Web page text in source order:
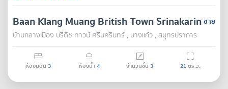
ขาย
Baan Klang Muang British Town Srinakarin
บ้านกลางเมือง บริติช ทาวน์ ศรีนครินทร์ , บางแก้ว , สมุทรปราการ
ห้องนอน 3 ห้องน้ำ4 จำนวนชั้น 3 21ตร.ว.